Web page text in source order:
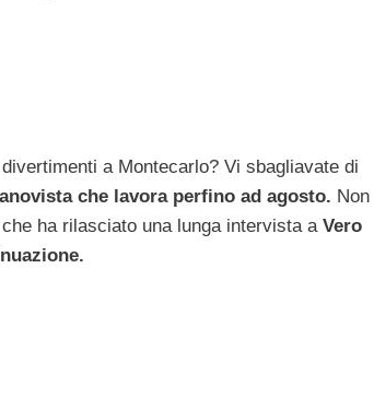
a Montecarlo? Vi sbagliavate di
che lavora perfino ad agosto. Non
ha rilasciato una lunga intervista a Vero